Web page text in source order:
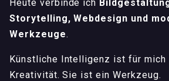
Heute verbinde ich
Storytelling, Webdesign und
Werkzeuge.
Künstliche Intelligenz ist für mich
Kreativität. Sie ist ein Werkzeug.